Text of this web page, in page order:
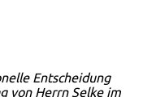
Entscheidung
von Herrn Selke im